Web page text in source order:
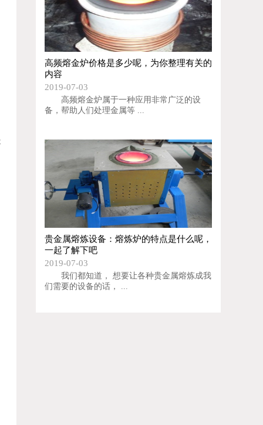
高频熔金炉价格是多少呢，为你整理有关的
内容
2019-07-03
高频熔金炉属于一种应用非常广泛的设
备，帮助人们处理金属等 ...
贵金属熔炼设备：熔炼炉的特点是什么呢，
一起了解下吧
2019-07-03
我们都知道， 想要让各种贵金属熔炼成我
们需要的设备的话， ...